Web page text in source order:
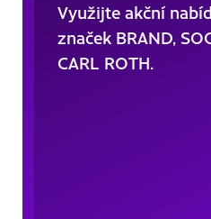
Využijte akční
značek BRAND,
CARL ROTH.